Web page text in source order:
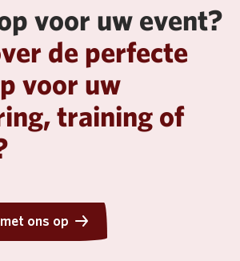
voor uw event?
de perfecte
voor uw
training of
ons op